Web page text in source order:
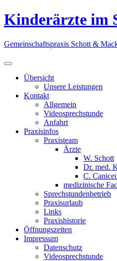
Skip
to
Kinderärzte im
Gemeinschaftspraxis Schott &
Übersicht
Unsere Leistungen
Kontakt
Allgemein
Videosprechstunde
Anfahrt
Praxisinfos
Praxisteam
Ärzte
W. Schott
Dr. med.
C.
medizinische
Sprechstundenbetrieb
Praxisurlaub
Links
Praxishistorie
Öffnungszeiten
Impressum
Datenschutz
Videosprechstunde